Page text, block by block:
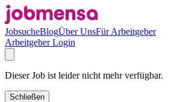
JobsucheBlogÜber UnsFür Arbeitgeber
Arbeitgeber Login
Dieser Job ist leider nicht mehr verfügbar.
Schließen